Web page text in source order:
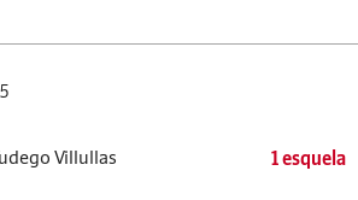
Villullas 1 esquela